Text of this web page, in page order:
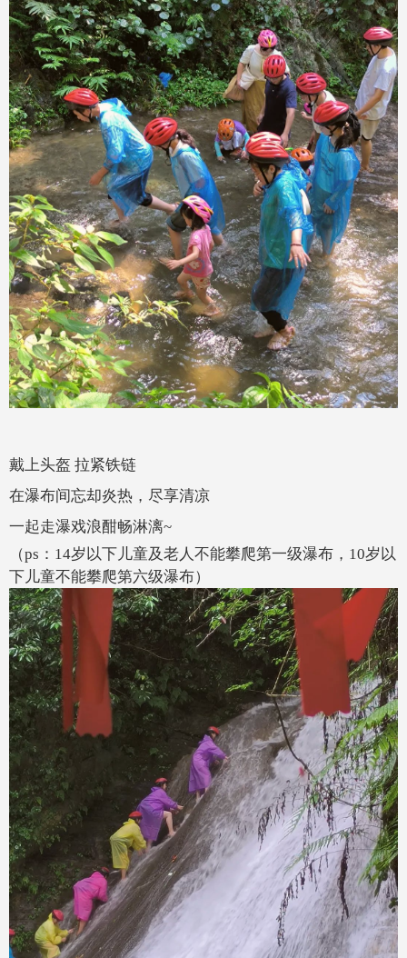
戴上头盔 拉紧铁链
在瀑布间忘却炎热，尽享清凉
一起走瀑戏浪酣畅淋漓~
（ps：14岁以下儿童及老人不能攀爬第一级瀑布，10岁以
下儿童不能攀爬第六级瀑布）